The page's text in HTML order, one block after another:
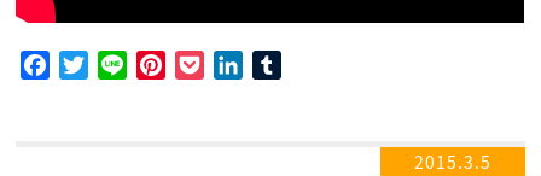
FacebookTwitterLine PinterestPocketLinkedIn
2015.3.5